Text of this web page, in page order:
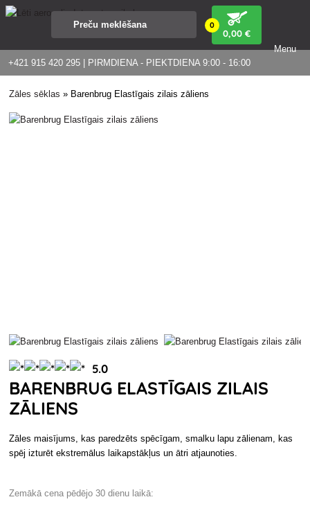
+421 915 420 295 | PIRMDIENA - PIEKTDIENA 9:00 - 16:00
0
0,00 €
Menu
Zāles sēklas » Barenbrug Elastīgais zilais zāliens
5.0
BARENBRUG ELASTĪGAIS ZILAIS
ZĀLIENS
Zāles maisījums, kas paredzēts spēcīgam, smalku lapu zālienam, kas
spēj izturēt ekstremālus laikapstākļus un ātri atjaunoties.
Zemākā cena pēdējo 30 dienu laikā: